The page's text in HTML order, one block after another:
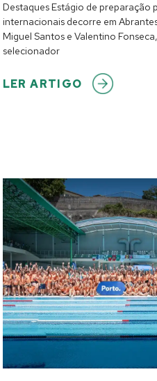
Destaques Estágio de preparação
internacionais decorre em
Miguel Santos e Valentino
selecionador
LER ARTIGO